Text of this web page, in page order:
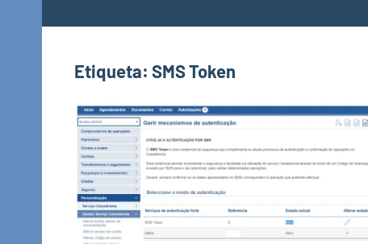
Finanças
Calendários
Etiqueta: SMS Token